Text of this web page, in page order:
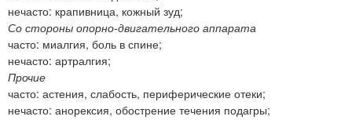
нечасто: крапивница, кожный зуд;
Со стороны опорно-двигательного аппарата
часто: миалгия, боль в спине;
нечасто: артралгия;
Прочие
часто: астения, слабость, периферические отеки;
нечасто: анорексия, обострение течения подагры;